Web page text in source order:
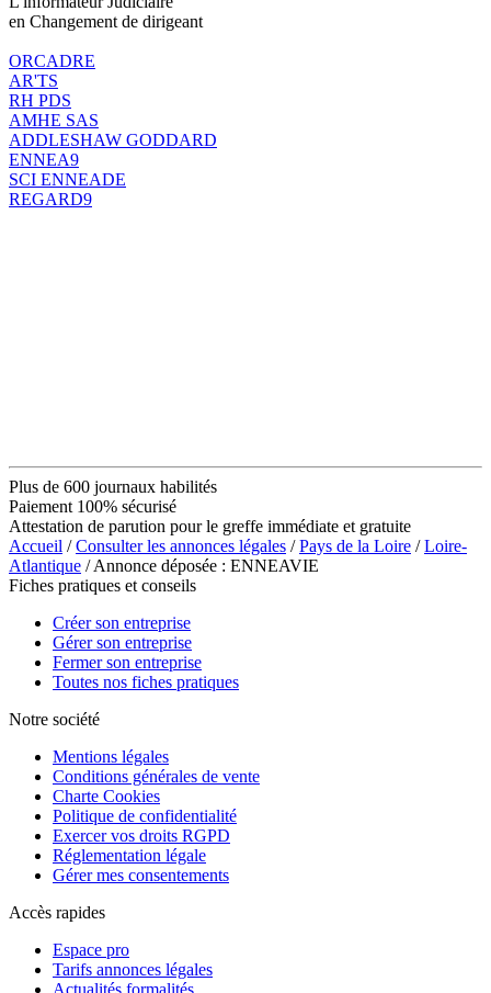
en Changement de dirigeant
ORCADRE
AR'TS
RH PDS
AMHE SAS
ADDLESHAW GODDARD
ENNEA9
SCI ENNEADE
REGARD9
Plus de 600 journaux habilités
Paiement 100% sécurisé
Attestation de parution pour le greffe immédiate et gratuite
Accueil /Consulter les annonces légales /Pays de la Loire /Loire-
Atlantique / Annonce déposée : ENNEAVIE
Fiches pratiques et conseils
Créer son entreprise
Gérer son entreprise
Fermer son entreprise
Toutes nos fiches pratiques
Notre société
Mentions légales
Conditions générales de vente
Charte Cookies
Politique de confidentialité
Exercer vos droits RGPD
Réglementation légale
Gérer mes consentements
Accès rapides
Espace pro
Tarifs annonces légales
Actualités formalités